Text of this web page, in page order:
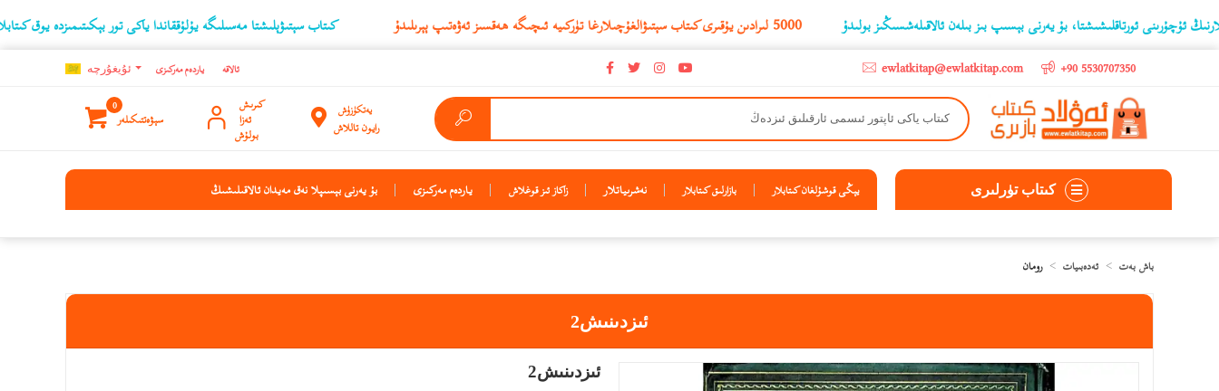
كىتاب سېتىۋېلىشتا مەسىلىگە يۇلۇققاندا ياكى تور بېكىتىمىزدە يوق ئورتاقلىشىشتا، بۇ يەرنى بېسىپ بىز بىلەن ئالاقىلەشسىڭىز بولىدۇ
+90 5530707350
ewlatkitap@ewlatkitap.com ئۇيغۇرچه ياردەم مەركىزى ئالاقە
يەتكۈزۈش
رايون تاللاش
كىرىش
ئەزا
بولۇش
0
سېۋەتتىكىلەر
كىتاب تۈرلىرى يېڭى قوشۇلغان كىتابلار بازارلىق كىتابلار نەشرىياتلار زاكاز ئىز قوغلاش ياردەم مەركىزى بۇ يەرنى بېسىپلا نەق مەيدان ئالاقىلىشىڭ
باش بەت ئەدەبىيات رومان
ئىزدىنىش2
ئىزدىنىش2